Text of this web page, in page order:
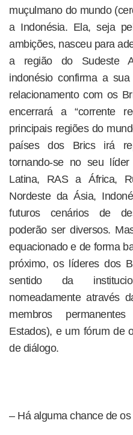
muçulmano do mundo
a Indonésia. Ela, seja
ambições, nasceu para
a região do Sudeste
indonésio confirma a
relacionamento com os
encerrará a “corrente
principais regiões do
países dos Brics irá
tornando-se no seu
Latina, RAS a África,
Nordeste da Ásia,
futuros cenários de
poderão ser diversos.
equacionado e de forma
próximo, os líderes dos
sentido da
nomeadamente através
membros
Estados), e um fórum de
de diálogo.
– Há alguma chance de